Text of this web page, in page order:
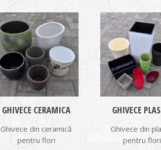
GHIVECE CERAMICA
Ghivece din ceramică
pentru flori
GHIVECE
Ghivece din
pentru flori